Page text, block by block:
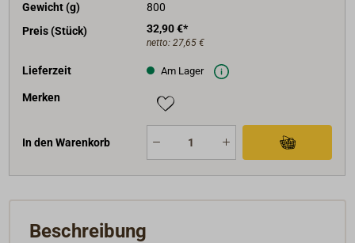
Gewicht (g)
800
Preis (Stück)
32,90 €*
netto: 27,65 €
Lieferzeit Am Lager
Merken
In den Warenkorb
Beschreibung